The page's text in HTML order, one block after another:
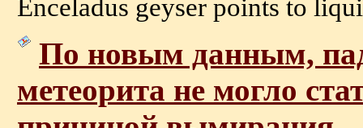
Enceladus geyser points to
По новым данным,
метеорита не могло